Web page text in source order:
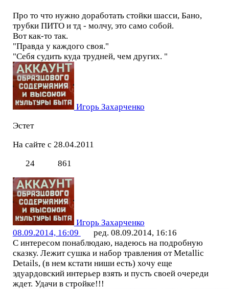
Про то что нужно доработать стойки шасси, Бано,
трубки ПИТО и тд - молчу, это само собой.
Вот как-то так.
"Правда у каждого своя."
"Себя судить куда трудней, чем других. "
Игорь Захарченко
Эстет
На сайте с 28.04.2011
24
861
Игорь Захарченко
08.09.2014, 16:09
ред. 08.09.2014, 16:16
С интересом понаблюдаю, надеюсь на подробную
сказку. Лежит сушка и набор травления от Metallic
Details, (в нем кстати ниши есть) хочу еще
эдуардовский интерьер взять и пусть своей очереди
ждет. Удачи в стройке!!!